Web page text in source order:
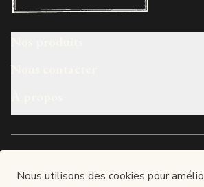
Nous utilisons des cookies pour
français